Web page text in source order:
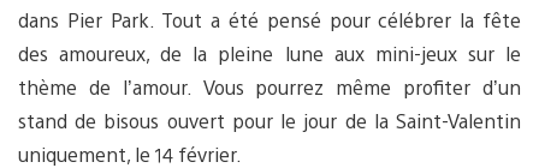
dans Pier Park. Tout a été pensé pour célébrer la fête
des amoureux, de la pleine lune aux mini-jeux sur le
thème de l’amour. Vous pourrez même profiter d’un
stand de bisous ouvert pour le jour de la Saint-Valentin
uniquement, le 14 février.